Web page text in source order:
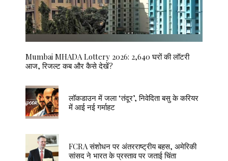
Mumbai MHADA Lottery 2026: 2,640 घरों की लॉटरी
आज, रिजल्ट कब और कैसे देखें?
लॉकडाउन में जला ‘तंदूर’, निवेदिता बसु के करियर
में आई नई गर्माहट
FCRA संशोधन पर अंतरराष्ट्रीय बहस, अमेरिकी
सांसद ने भारत के प्रस्ताव पर जताई चिंता